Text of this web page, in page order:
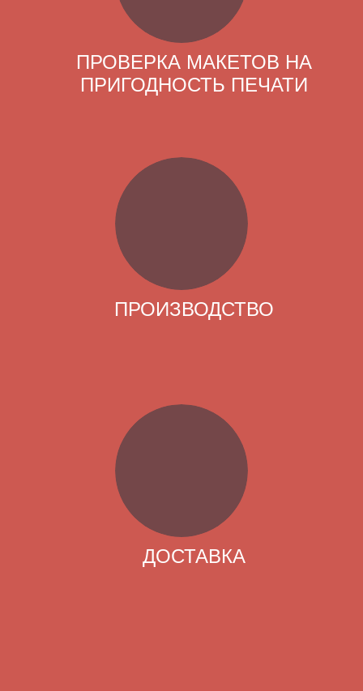
ПРОВЕРКА МАКЕТОВ НА
ПРИГОДНОСТЬ ПЕЧАТИ
ПРОИЗВОДСТВО
ДОСТАВКА